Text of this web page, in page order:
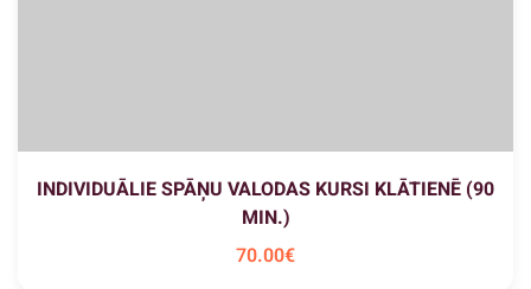
INDIVIDUĀLIE SPĀŅU VALODAS KURSI KLĀTIENĒ (90
MIN.)
70.00€